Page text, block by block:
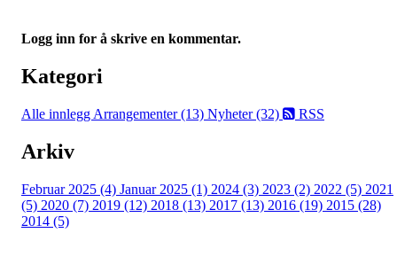
Logg inn for å skrive en kommentar.
Kategori
Alle innlegg Arrangementer (13) Nyheter (32) RSS
Arkiv
Februar 2025 (4) Januar 2025 (1) 2024 (3) 2023 (2) 2022 (5) 2021
(5) 2020 (7) 2019 (12) 2018 (13) 2017 (13) 2016 (19) 2015 (28)
2014 (5)